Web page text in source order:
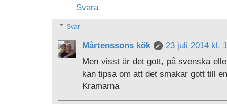
Svara
Svar
Mårtenssons kök
23 juli 2014 kl.
Men visst är det gott, på svenska
kan tipsa om att det smakar gott till
Kramarna